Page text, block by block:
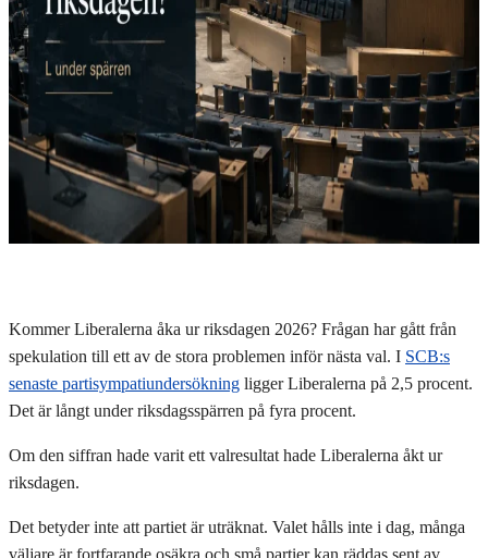
Kommer Liberalerna åka ur riksdagen 2026? Frågan har gått från
spekulation till ett av de stora problemen inför nästa val. I SCB:s
senaste partisympatiundersökning ligger Liberalerna på 2,5 procent.
Det är långt under riksdagsspärren på fyra procent.
Om den siffran hade varit ett valresultat hade Liberalerna åkt ur
riksdagen.
Det betyder inte att partiet är uträknat. Valet hålls inte i dag, många
väljare är fortfarande osäkra och små partier kan räddas sent av